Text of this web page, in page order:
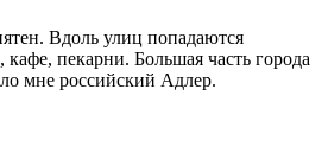
Вдоль улиц попадаются
пекарни. Большая часть города
мне российский Адлер.